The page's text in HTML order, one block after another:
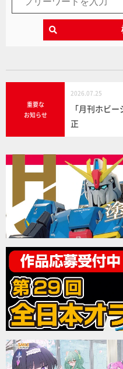
重要な
お知らせ
2026.07.25
「月刊ホビ
正